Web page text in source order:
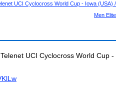
UCI Cyclocross World Cup - Iowa (USA) /
Men Elite
UCI Cyclocross World Cup -